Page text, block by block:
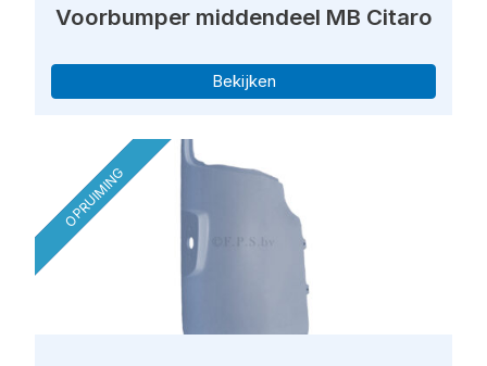
Voorbumper middendeel MB Citaro
Bekijken
OPRUIMING